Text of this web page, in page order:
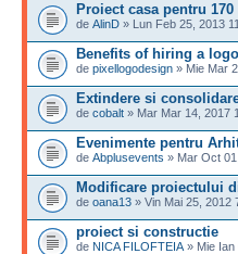
Proiect casa pentru 170
de AlinD » Lun Feb 25, 2013
Benefits of hiring a
de pixellogodesign » Mie Mar
Extindere si
de cobalt » Mar Mar 14, 2017
Evenimente pentru
de Abplusevents » Mar Oct
Modificare proiectului
de oana13 » Vin Mai 25, 2012
proiect si constructie
de NICA FILOFTEIA » Mie Ian